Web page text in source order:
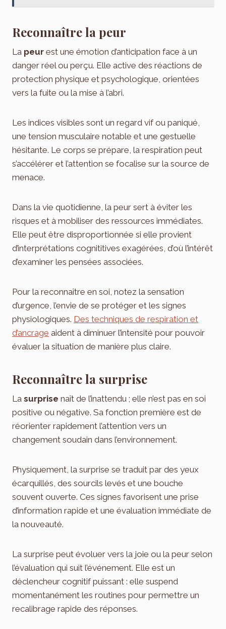
Reconnaître la peur
La peur est une émotion d’anticipation face à un
danger réel ou perçu. Elle active des réactions de
protection physique et psychologique, orientées
vers la fuite ou la mise à l’abri.
Les indices visibles sont un regard vif ou paniqué,
une tension musculaire notable et une gestuelle
hésitante. Le corps se prépare, la respiration peut
s’accélérer et l’attention se focalise sur la source de
menace.
Dans la vie quotidienne, la peur sert à éviter les
risques et à mobiliser des ressources immédiates.
Elle peut être disproportionnée si elle provient
d’interprétations cognititives exagérées, d’où l’intérêt
d’examiner les pensées associées.
Pour la reconnaître en soi, notez la sensation
d’urgence, l’envie de se protéger et les signes
physiologiques. Des techniques de respiration et
d’ancrage aident à diminuer l’intensité pour pouvoir
évaluer la situation de manière plus claire.
Reconnaître la surprise
La surprise naît de l’inattendu ; elle n’est pas en soi
positive ou négative. Sa fonction première est de
réorienter rapidement l’attention vers un
changement soudain dans l’environnement.
Physiquement, la surprise se traduit par des yeux
écarquillés, des sourcils levés et une bouche
souvent ouverte. Ces signes favorisent une prise
d’information rapide et une évaluation immédiate de
la nouveauté.
La surprise peut évoluer vers la joie ou la peur selon
l’évaluation qui suit l’événement. Elle est un
déclencheur cognitif puissant : elle suspend
momentanément les routines pour permettre un
recalibrage rapide des réponses.